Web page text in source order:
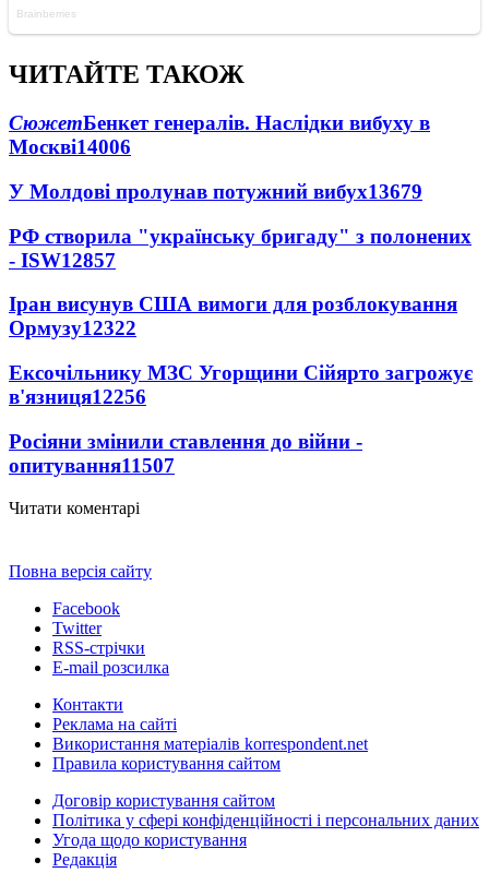
ЧИТАЙТЕ ТАКОЖ
СюжетБенкет генералів. Наслідки вибуху в
Москві14006
У Молдові пролунав потужний вибух13679
РФ створила "українську бригаду" з полонених
- ISW12857
Іран висунув США вимоги для розблокування
Ормузу12322
Ексочільнику МЗС Угорщини Сійярто загрожує
в'язниця12256
Росіяни змінили ставлення до війни -
опитування11507
Читати коментарі
Повна версія сайту
Facebook
Twitter
RSS-стрічки
E-mail розсилка
Контакти
Реклама на сайті
Використання матеріалів korrespondent.net
Правила користування сайтом
Договір користування сайтом
Політика у сфері конфіденційності і персональних даних
Угода щодо користування
Редакція